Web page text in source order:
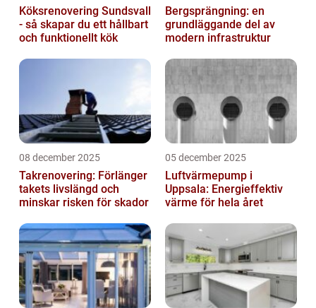
Köksrenovering Sundsvall
- så skapar du ett hållbart
och funktionellt kök
Bergsprängning: en
grundläggande del av
modern infrastruktur
08 december 2025
Takrenovering: Förlänger
takets livslängd och
minskar risken för skador
05 december 2025
Luftvärmepump i
Uppsala: Energieffektiv
värme för hela året